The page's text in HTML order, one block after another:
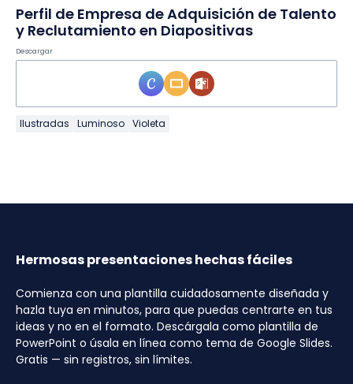
Perfil de Empresa de Adquisición de Talento
y Reclutamiento en Diapositivas
Descargar
Ilustradas Luminoso Violeta
Hermosas presentaciones hechas fáciles
Comienza con una plantilla cuidadosamente diseñada y
hazla tuya en minutos, para que puedas centrarte en tus
ideas y no en el formato. Descárgala como plantilla de
PowerPoint o úsala en línea como tema de Google Slides.
Gratis — sin registros, sin límites.